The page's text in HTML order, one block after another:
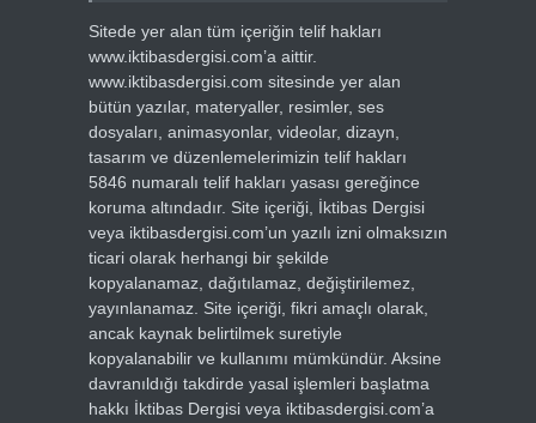
Sitede yer alan tüm içeriğin telif hakları
www.iktibasdergisi.com’a aittir.
www.iktibasdergisi.com sitesinde yer alan
bütün yazılar, materyaller, resimler, ses
dosyaları, animasyonlar, videolar, dizayn,
tasarım ve düzenlemelerimizin telif hakları
5846 numaralı telif hakları yasası gereğince
koruma altındadır. Site içeriği, İktibas Dergisi
veya iktibasdergisi.com’un yazılı izni olmaksızın
ticari olarak herhangi bir şekilde
kopyalanamaz, dağıtılamaz, değiştirilemez,
yayınlanamaz. Site içeriği, fikri amaçlı olarak,
ancak kaynak belirtilmek suretiyle
kopyalanabilir ve kullanımı mümkündür. Aksine
davranıldığı takdirde yasal işlemleri başlatma
hakkı İktibas Dergisi veya iktibasdergisi.com’a